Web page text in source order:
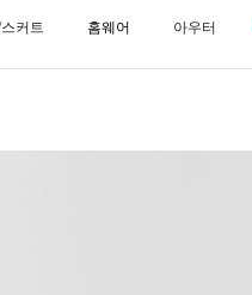
커트 홈웨어 아우터